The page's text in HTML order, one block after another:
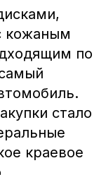
кожаным
по
стало
краевое